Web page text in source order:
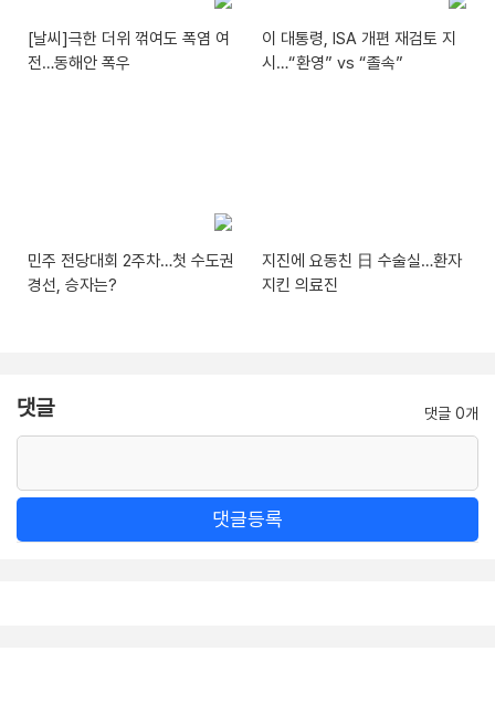
[날씨]극한 더위 꺾여도 폭염 여
전…동해안 폭우
이 대통령, ISA 개편 재검토 지
시…“환영” vs “졸속”
민주 전당대회 2주차…첫 수도권
경선, 승자는?
지진에 요동친 日 수술실…환자
지킨 의료진
댓글 댓글 0개
댓글등록